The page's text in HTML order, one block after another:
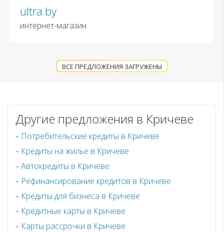
ultra.by
интернет-магазин
ВСЕ ПРЕДЛОЖЕНИЯ ЗАГРУЖЕНЫ
Другие предложения в Кричеве
Потребительские кредиты в Кричеве
Кредиты на жилье в Кричеве
Автокредиты в Кричеве
Рефинансирование кредитов в Кричеве
Кредиты для бизнеса в Кричеве
Кредитные карты в Кричеве
Карты рассрочки в Кричеве